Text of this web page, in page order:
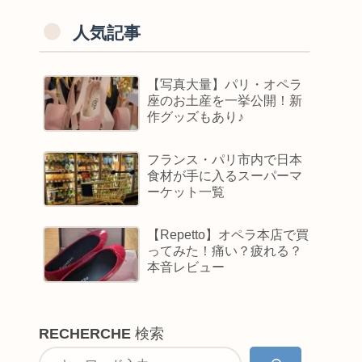
人気記事
【写真大量】パリ・オペラ
座のお土産を一挙公開！新
作グッズもあり♪
フランス・パリ市内で日本
食材が手に入るスーパーマ
ーケット一覧
【Repetto】オペラ本店で買
ってみた！痛い？疲れる？
本音レビュー
RECHERCHE 検索